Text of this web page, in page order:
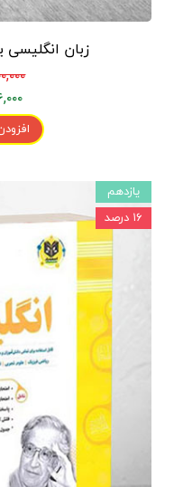
زبان
۴۰۰,۰۰۰
یازدهم
۱۶ درصد